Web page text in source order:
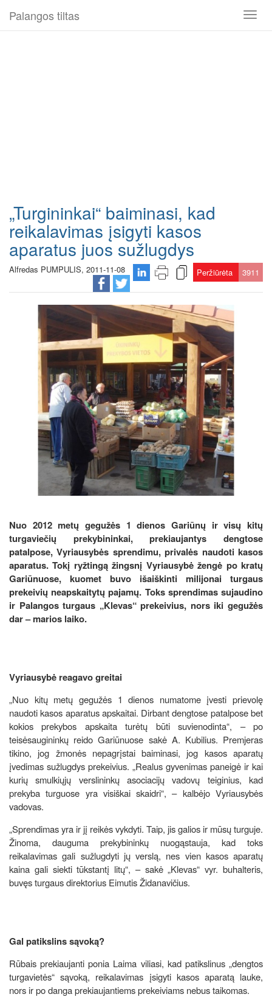
Toggle
Palangos tiltas
„Turgininkai“ baiminasi, kad
reikalavimas įsigyti kasos
aparatus juos sužlugdys
Alfredas PUMPULIS, 2011-11-08 Peržiūrėta 3911
Nuo 2012 metų gegužės 1 dienos Gariūnų ir visų kitų
turgaviečių prekybininkai, prekiaujantys dengtose
patalpose, Vyriausybės sprendimu, privalės naudoti kasos
aparatus. Tokį ryžtingą žingsnį Vyriausybė žengė po kratų
Gariūnuose, kuomet buvo išaiškinti milijonai turgaus
prekeivių neapskaitytų pajamų. Toks sprendimas sujaudino
ir Palangos turgaus „Klevas“ prekeivius, nors iki gegužės
dar – marios laiko.
Vyriausybė reagavo greitai
„Nuo kitų metų gegužės 1 dienos numatome įvesti prievolę
naudoti kasos aparatus apskaitai. Dirbant dengtose patalpose bet
kokios prekybos apskaita turėtų būti suvienodinta“, – po
teisėsaugininkų reido Gariūnuose sakė A. Kubilius. Premjeras
tikino, jog žmonės nepagrįstai baiminasi, jog kasos aparatų
įvedimas sužlugdys prekeivius. „Realus gyvenimas paneigė ir kai
kurių smulkiųjų verslininkų asociacijų vadovų teiginius, kad
prekyba turguose yra visiškai skaidri“, – kalbėjo Vyriausybės
vadovas.
„Sprendimas yra ir jį reikės vykdyti. Taip, jis galios ir mūsų turguje.
Žinoma, dauguma prekybininkų nuogąstauja, kad toks
reikalavimas gali sužlugdyti jų verslą, nes vien kasos aparatų
kaina gali siekti tūkstantį litų“, – sakė „Klevas“ vyr. buhalteris,
buvęs turgaus direktorius Eimutis Židanavičius.
Gal patikslins sąvoką?
Rūbais prekiaujanti ponia Laima viliasi, kad patikslinus „dengtos
turgavietės“ sąvoką, reikalavimas įsigyti kasos aparatą lauke,
nors ir po danga prekiaujantiems prekeiviams nebus taikomas.